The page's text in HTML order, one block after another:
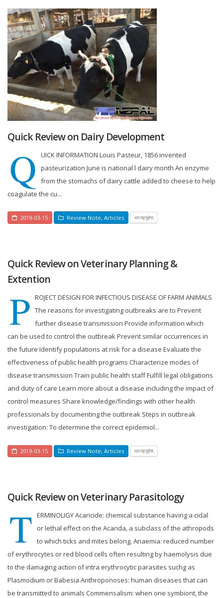
Quick Review on Dairy Development
Q
UICK INFORMATION Louis Pasteur, 1856 invented
pasteurization June is national l dairy month An enzyme
from the stomachs of dairy cattle added to cheese to help
coagulate the cu...
2019-03-15 Review Note, Articles थप पढ्नुहोस्
Quick Review on Veterinary Planning &
Extention
P ROJECT DESIGN FOR INFECTIOUS DISEASE OF FARM ANIMALS
The reasons for investigating outbreaks are to Prevent
further disease transmission Provide information which
can be used to control the outbreak Prevent similar occurrences in
the future Identify populations at risk for a disease Evaluate the
effectiveness of public health programs Characterize modes of
disease transmission Train public health staff Fulfill legal obligations
and duty of care Learn more about a disease including the impact of
control measures Share knowledge/findings with other health
professionals by documenting the outbreak Steps in outbreak
investigation: To determine the correct epidemiol...
2019-03-15 Review Note, Articles थप पढ्नुहोस्
Quick Review on Veterinary Parasitology
T ERMINOLIGY Acaricide: chemical substance having a cidal
or lethal effect on the Acarida, a subclass of the athropods
to which ticks and mites belong. Anaemia: reduced number
of erythrocytes or red blood cells often resulting by haemolysis due
to the damaging action of intra erythrocytic parasites suchg as
Plasmodium or Babesia Anthroponoses: human diseases that can
be transmitted to animals Commensalism: when one symbiont, the